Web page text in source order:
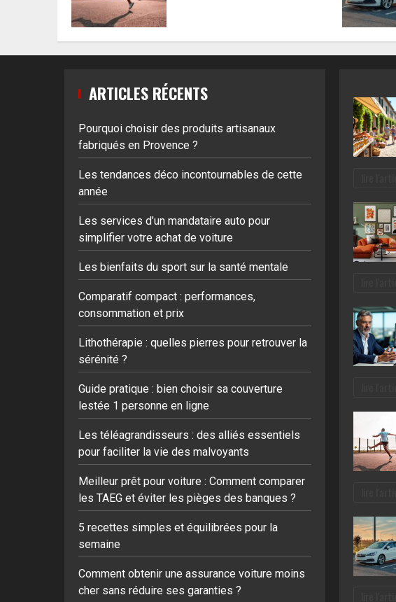
ARTICLES RÉCENTS
Pourquoi choisir des produits artisanaux
fabriqués en Provence ?
Les tendances déco incontournables de cette
année
Les services d’un mandataire auto pour
simplifier votre achat de voiture
Les bienfaits du sport sur la santé mentale
Comparatif compact : performances,
consommation et prix
Lithothérapie : quelles pierres pour retrouver la
sérénité ?
Guide pratique : bien choisir sa couverture
lestée 1 personne en ligne
Les téléagrandisseurs : des alliés essentiels
pour faciliter la vie des malvoyants
Meilleur prêt pour voiture : Comment comparer
les TAEG et éviter les pièges des banques ?
5 recettes simples et équilibrées pour la
semaine
Comment obtenir une assurance voiture moins
cher sans réduire ses garanties ?